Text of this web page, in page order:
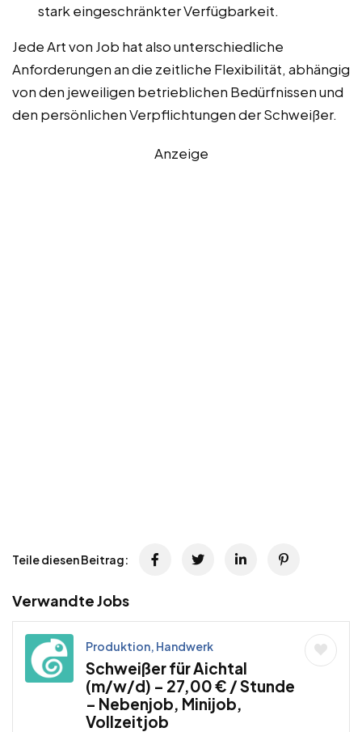
stark eingeschränkter Verfügbarkeit.
Jede Art von Job hat also unterschiedliche
Anforderungen an die zeitliche Flexibilität, abhängig
von den jeweiligen betrieblichen Bedürfnissen und
den persönlichen Verpflichtungen der Schweißer.
Anzeige
Teile diesen Beitrag:
Verwandte Jobs
Produktion, Handwerk
Schweißer für Aichtal
(m/w/d) – 27,00 € / Stunde
– Nebenjob, Minijob,
Vollzeitjob